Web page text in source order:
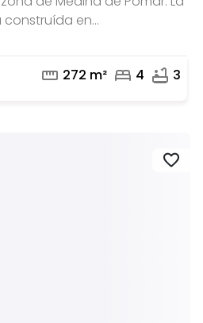
en...
straighten 272 m² bed 4 bathtub 3
favorite